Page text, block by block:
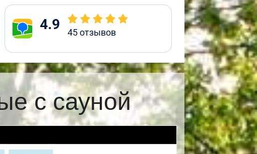
4.9 45отзывов
с сауной